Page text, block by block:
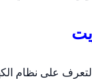
على نظام